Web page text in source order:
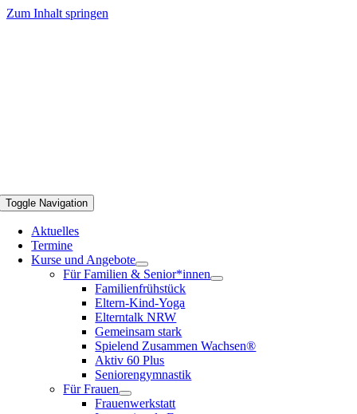
Zum Inhalt springen
Toggle Navigation
Aktuelles
Termine
Kurse und Angebote
Für Familien & Senior*innen
Familienfrühstück
Eltern-Kind-Yoga
Elterntalk NRW
Gemeinsam stark
Spielend Zusammen Wachsen®
Aktiv 60 Plus
Seniorengymnastik
Für Frauen
Frauenwerkstatt